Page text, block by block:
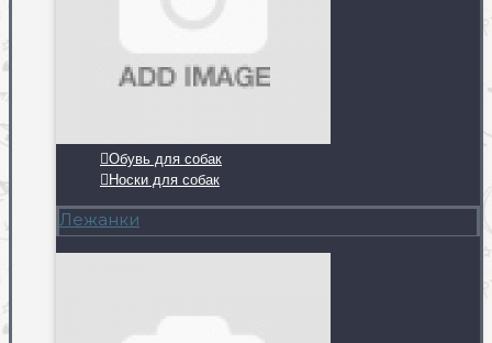
Обувь для собак
Носки для собак
Лежанки